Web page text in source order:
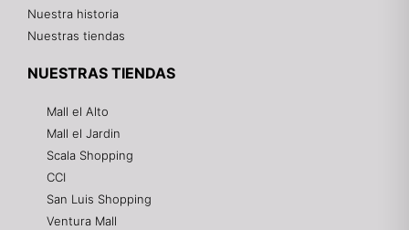
Nuestra historia
Nuestras tiendas
NUESTRAS TIENDAS
Mall el Alto
Mall el Jardin
Scala Shopping
CCI
San Luis Shopping
Ventura Mall